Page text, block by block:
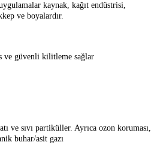
kaynak, kağıt endüstrisi,
ve boyalardır.
ve güvenli kilitleme sağlar
ve sıvı partiküller. Ayrıca ozon koruması,‎
buhar/asit gazı